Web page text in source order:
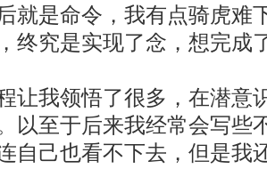
就是命令，我有点骑虎难
终究是实现了念，想完成
我领悟了很多，在潜意
以至于后来我经常会写些
自己也看不下去，但是我